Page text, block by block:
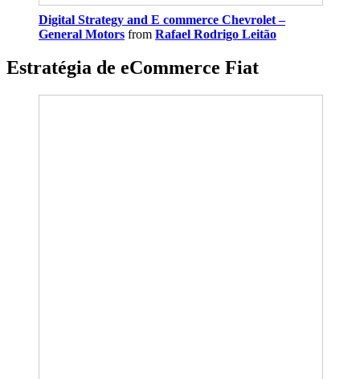
Digital Strategy and E commerce Chevrolet –
General Motors from Rafael Rodrigo Leitão
Estratégia de eCommerce Fiat